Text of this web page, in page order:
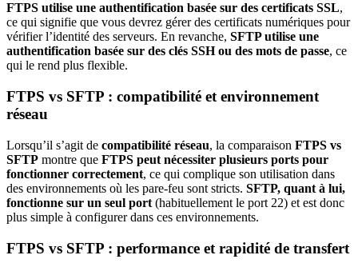
FTPS utilise une authentification basée sur des certificats SSL,
ce qui signifie que vous devrez gérer des certificats numériques pour
vérifier l’identité des serveurs. En revanche, SFTP utilise une
authentification basée sur des clés SSH ou des mots de passe, ce
qui le rend plus flexible.
FTPS vs SFTP : compatibilité et environnement
réseau
Lorsqu’il s’agit de compatibilité réseau, la comparaison FTPS vs
SFTP montre que FTPS peut nécessiter plusieurs ports pour
fonctionner correctement, ce qui complique son utilisation dans
des environnements où les pare-feu sont stricts. SFTP, quant à lui,
fonctionne sur un seul port (habituellement le port 22) et est donc
plus simple à configurer dans ces environnements.
FTPS vs SFTP : performance et rapidité de transfert